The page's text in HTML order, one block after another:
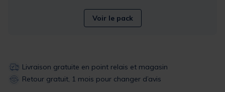
Voir le pack
Livraison gratuite en point relais et magasin
Retour gratuit, 1 mois pour changer d’avis